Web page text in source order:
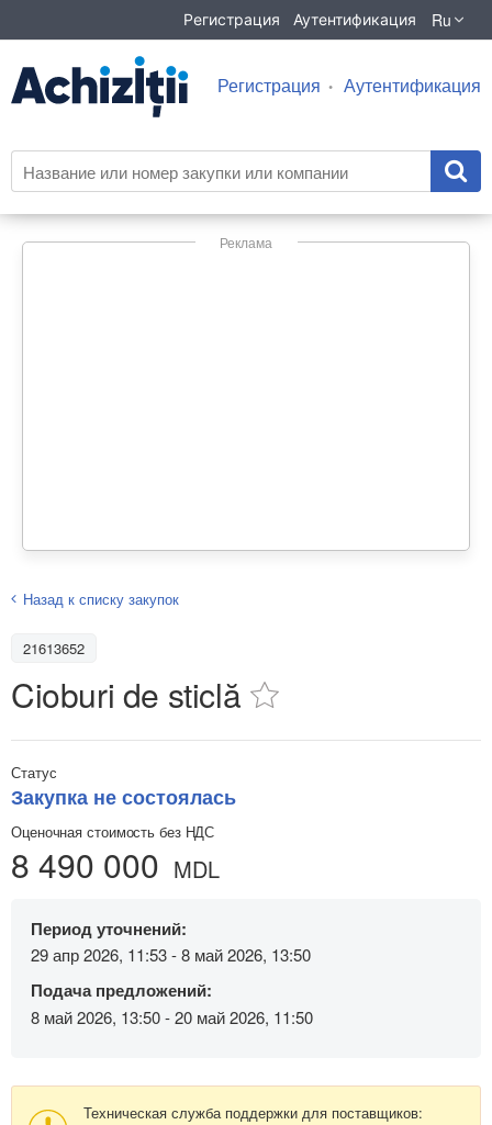
Регистрация Аутентификация Ru
Регистрация Аутентификация
Реклама
Назад к списку закупок
21613652
Cioburi de sticlă
Статус
Закупка не состоялась
Оценочная стоимость без НДС
8 490 000 MDL
Период уточнений:
29 апр 2026, 11:53 - 8 май 2026, 13:50
Подача предложений:
8 май 2026, 13:50 - 20 май 2026, 11:50
Техническая служба поддержки для поставщиков: